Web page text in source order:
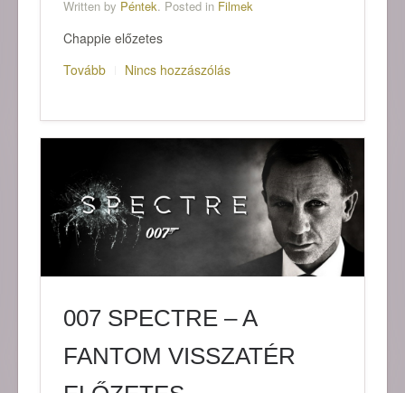
Written by Péntek. Posted in Filmek
Chappie előzetes
Tovább
Nincs hozzászólás
007 SPECTRE – A
FANTOM VISSZATÉR